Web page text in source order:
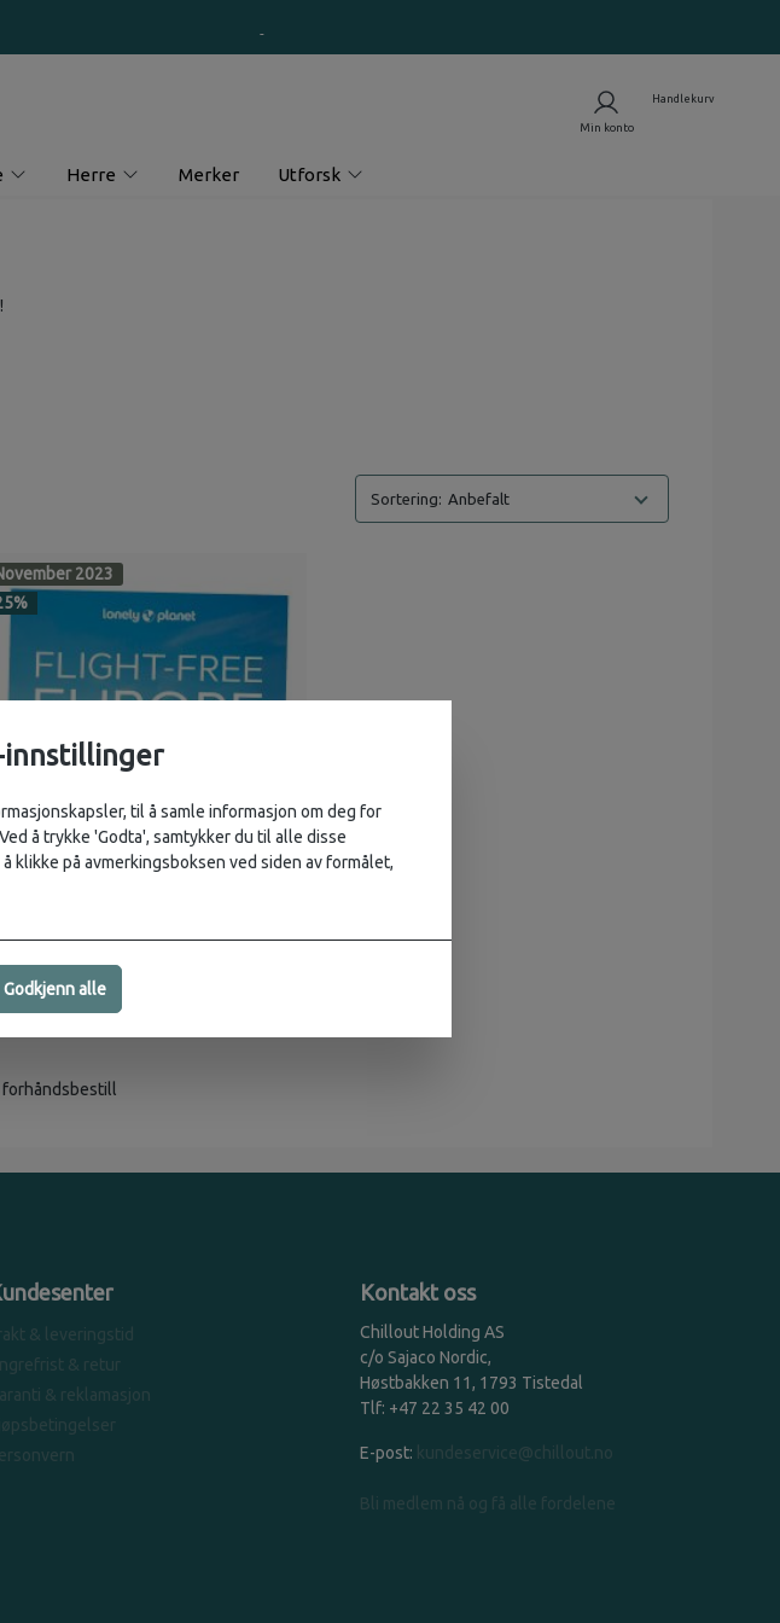
Herre Merker Utforsk
Anbefalt
%
2023
Planet
Free Europe
forhåndsbestill
& leveringstid
& retur
& reklamasjon
Kontakt oss
Chillout Holding AS
c/o Sajaco Nordic,
Høstbakken 11, 1793 Tistedal
Tlf: +47 22 35 42 00
E-post: kundeservice@chillout.no
Bli medlem nå og få alle fordelene
innstillinger
til å samle informasjon om deg for
å trykke 'Godta', samtykker du til alle disse
klikke på avmerkingsboksen ved siden av formålet,
Godkjenn alle